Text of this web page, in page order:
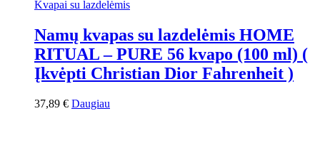
Kvapai su lazdelėmis
Namų kvapas su lazdelėmis HOME
RITUAL – PURE 56 kvapo (100 ml) (
Įkvėpti Christian Dior Fahrenheit )
37,89 € Daugiau